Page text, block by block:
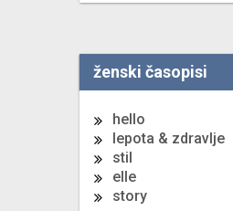
ženski časopisi
hello
lepota & zdravlje
stil
elle
story